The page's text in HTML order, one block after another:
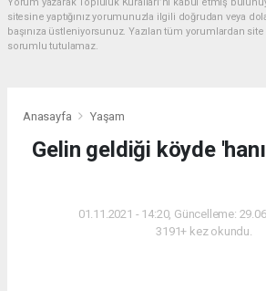
Yorum yazarak Topluluk Kuralları’nı kabul etmiş
sitesine yaptığınız yorumunuzla ilgili doğrudan veya
başınıza üstleniyorsunuz. Yazılan tüm yorumlardan
sorumlu tutulamaz.
Anasayfa Yaşam
Gelin geldiği köyde
01.11.2021 - 14:20, Güncelleme:
3191+ kez okundu.